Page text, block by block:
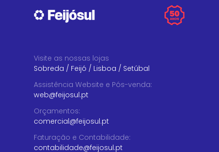
Visite as nossas lojas
Sobreda / Feijó / Lisboa / Setúbal
Assistência Website e Pós-venda:
web@feijosul.pt
Orçamentos:
comercial@feijosul.pt
Faturação e Contabilidade:
contabilidade@feijosul.pt